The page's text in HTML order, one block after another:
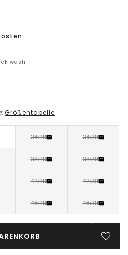
wash
Größentabelle
34/28 34/30
38/28 38/30
42/28 42/30
46/28 46/30